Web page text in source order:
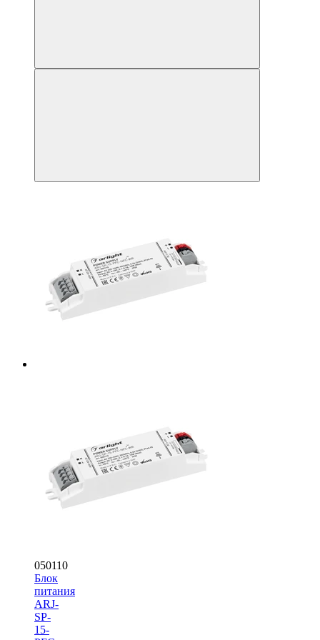
050110
Блок
питания
ARJ-
SP-
15-